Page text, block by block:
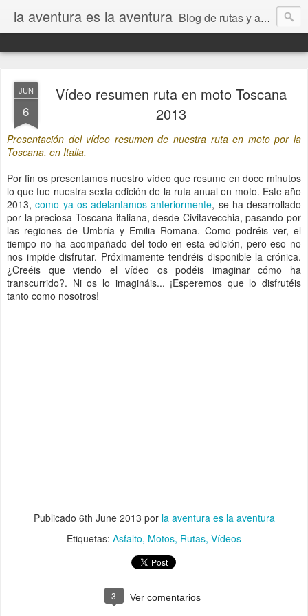
la aventura es la aventura Blog de rutas y aventuras, tanto de carretera como offroad realizados en moto, coche y bici MTB. Artículos técnicos, de mecánica y novedades relacionados con el mundo de la moto trail, 4x4 y bici de montaña.
JUN
6
Vídeo resumen ruta en moto Toscana
2013
Presentación del vídeo resumen de nuestra ruta en moto por la
Toscana, en Italia.
Por fin os presentamos nuestro vídeo que resume en doce minutos
lo que fue nuestra sexta edición de la ruta anual en moto. Este año
2013,como ya os adelantamos anteriormente, se ha desarrollado
por la preciosa Toscana italiana, desde Civitavecchia, pasando por
las regiones de Umbría y Emilia Romana. Como podréis ver, el
tiempo no ha acompañado del todo en esta edición, pero eso no
nos impide disfrutar. Próximamente tendréis disponible la crónica.
¿Creéis que viendo el vídeo os podéis imaginar cómo ha
transcurrido?. Ni os lo imagináis... ¡Esperemos que lo disfrutéis
tanto como nosotros!
Publicado 6th June 2013 por la aventura es la aventura
Etiquetas: Asfalto Motos Rutas Vídeos
3 Ver comentarios